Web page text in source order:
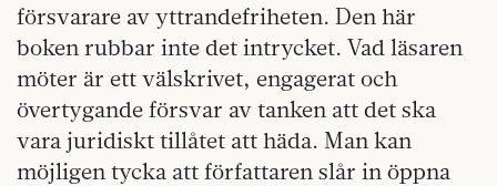
försvarare av yttrandefriheten. Den här
boken rubbar inte det intrycket. Vad läsaren
möter är ett välskrivet, engagerat och
övertygande försvar av tanken att det ska
vara juridiskt tillåtet att häda. Man kan
möjligen tycka att författaren slår in öppna